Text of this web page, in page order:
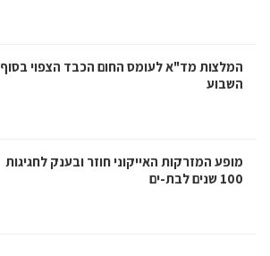
המלצות מד"א לעומס החום הכבד הצפוי בסוף
השבוע
מופע המזרקות האייקוני חוזר ובענק לחגיגות
100 שנים לבת-ים